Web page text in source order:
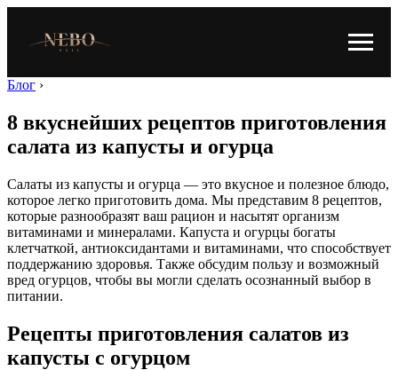
Блог ›
8 вкуснейших рецептов приготовления
салата из капусты и огурца
Салаты из капусты и огурца — это вкусное и полезное блюдо,
которое легко приготовить дома. Мы представим 8 рецептов,
которые разнообразят ваш рацион и насытят организм
витаминами и минералами. Капуста и огурцы богаты
клетчаткой, антиоксидантами и витаминами, что способствует
поддержанию здоровья. Также обсудим пользу и возможный
вред огурцов, чтобы вы могли сделать осознанный выбор в
питании.
Рецепты приготовления салатов из
капусты с огурцом